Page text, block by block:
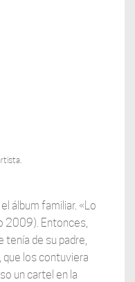
álbum familiar. «Lo
2009). Entonces,
tenía de su padre,
que los contuviera
un cartel en la